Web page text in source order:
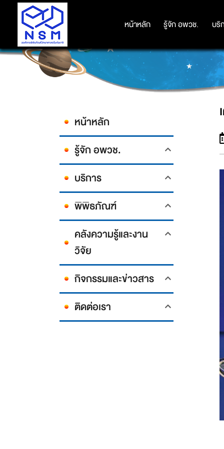
หน้าหลัก รู้จัก อพวช. บริ
หน้าหลัก รู้จัก อพวช. บริ
หน้าหลัก
รู้จัก อพวช.
บริการ
พิพิธภัณฑ์
คลังความรู้และงาน
วิจัย
กิจกรรมและข่าวสาร
ติดต่อเรา